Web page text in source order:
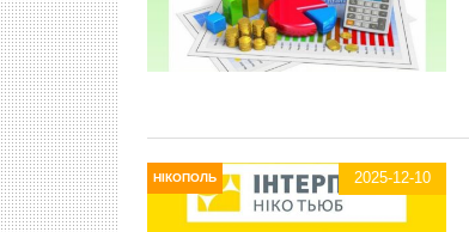
НІКОПОЛЬ 2025-12-10